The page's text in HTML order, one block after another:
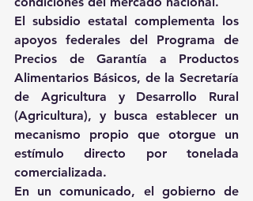
El subsidio estatal complementa los
apoyos federales del Programa de
Precios de Garantía a Productos
Alimentarios Básicos, de la Secretaría
de Agricultura y Desarrollo Rural
(Agricultura), y busca establecer un
mecanismo propio que otorgue un
estímulo directo por tonelada
comercializada.
En un comunicado, el gobierno de